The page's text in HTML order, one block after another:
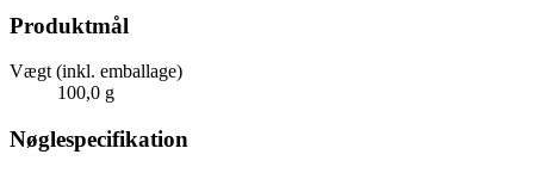
Produktmål
Vægt (inkl. emballage)
100,0 g
Nøglespecifikation